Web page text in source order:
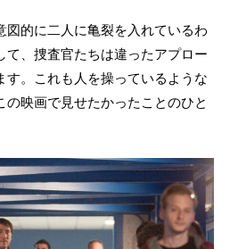
図的に二人に亀裂を入れているわ
て、捜査官たちは違ったアプロー
す。これも人を操っているような
の映画で見せたかったことのひと